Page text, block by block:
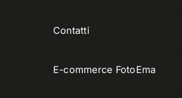
Contatti
E-commerce FotoEma